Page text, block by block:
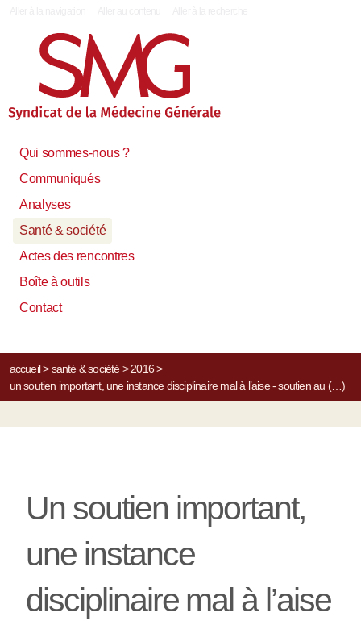
Qui sommes-nous ?
Communiqués
Analyses
Santé & société
Actes des rencontres
Boîte à outils
Contact
accueil> santé & société> 2016>
un soutien important, une instance disciplinaire mal à l’aise - soutien au (…)
Un soutien important,
une instance
disciplinaire mal à l’aise